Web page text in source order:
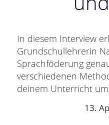
In diesem Interview
Grundschullehrerin
Sprachföderung
verschiedenen
deinem Unterricht
13.